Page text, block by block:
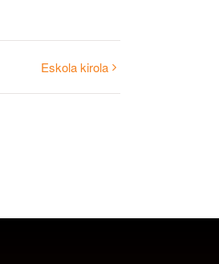
Eskola kirola